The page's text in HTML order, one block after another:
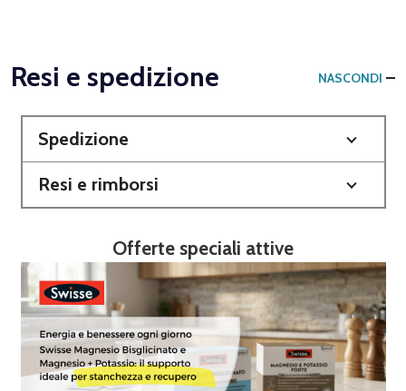
Resi e spedizione NASCONDI
Spedizione
Resi e rimborsi
Offerte speciali attive